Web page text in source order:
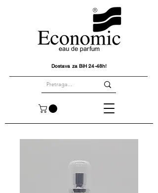
Dostava za BiH 24-48h!